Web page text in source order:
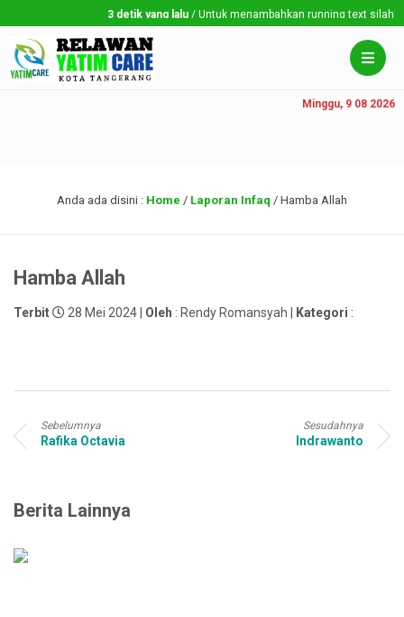
3 detik yang lalu / Untuk menambahkan running text silahkan
Minggu, 9 08 2026
Anda ada disini : Home / Laporan Infaq / Hamba Allah
Hamba Allah
Terbit 28 Mei 2024 | Oleh : Rendy Romansyah | Kategori :
Sebelumnya
Rafika Octavia
Sesudahnya
Indrawanto
Berita Lainnya